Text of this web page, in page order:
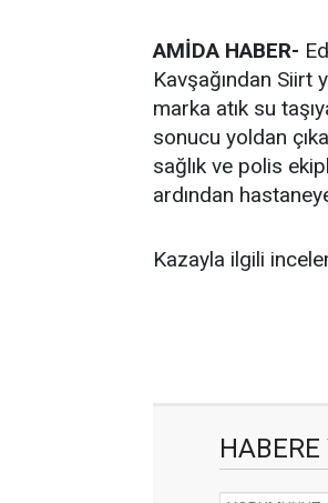
AMİDA HABER-
Kavşağından Siirt
marka atık su
sonucu yoldan
sağlık ve polis
ardından
Kazayla ilgili
HABERE